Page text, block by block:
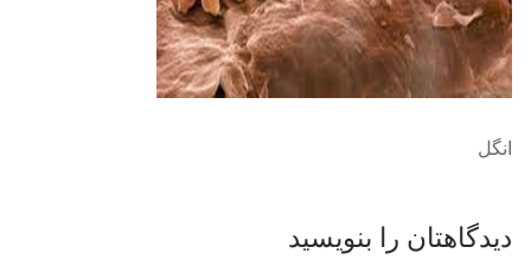
انگل
دیدگاهتان را بنویسید